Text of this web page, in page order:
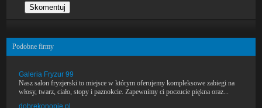
Podobne firmy
Galeria Fryzur 99
Nasz salon fryzjerski to miejsce w którym oferujemy kompleksowe zabiegi na
włosy, twarz, ciało, stopy i paznokcie. Zapewnimy ci poczucie piękna oraz...
dobrekonopie.pl